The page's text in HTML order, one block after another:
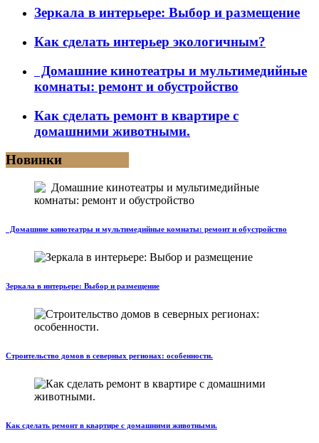
Зеркала в интерьере: Выбор и размещение
Как сделать интерьер экологичным?
Домашние кинотеатры и мультимедийные
комнаты: ремонт и обустройство
Как сделать ремонт в квартире с
домашними животными.
Новинки
Домашние кинотеатры и мультимедийные комнаты: ремонт и обустройство
Зеркала в интерьере: Выбор и размещение
Строительство домов в северных регионах: особенности.
Как сделать ремонт в квартире с домашними животными.